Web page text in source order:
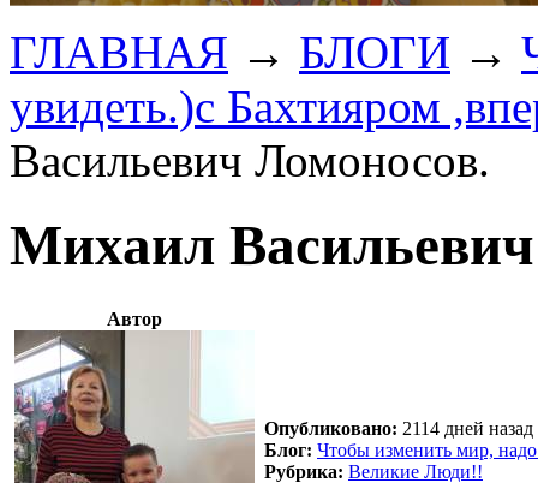
ГЛАВНАЯ → БЛОГИ →
увидеть.)с Бахтияром
Васильевич Ломоносов.
Михаил
Автор
Опубликовано: 2114 дней
Блог: Чтобы изменить мир, надо
Рубрика: Великие Люди!!